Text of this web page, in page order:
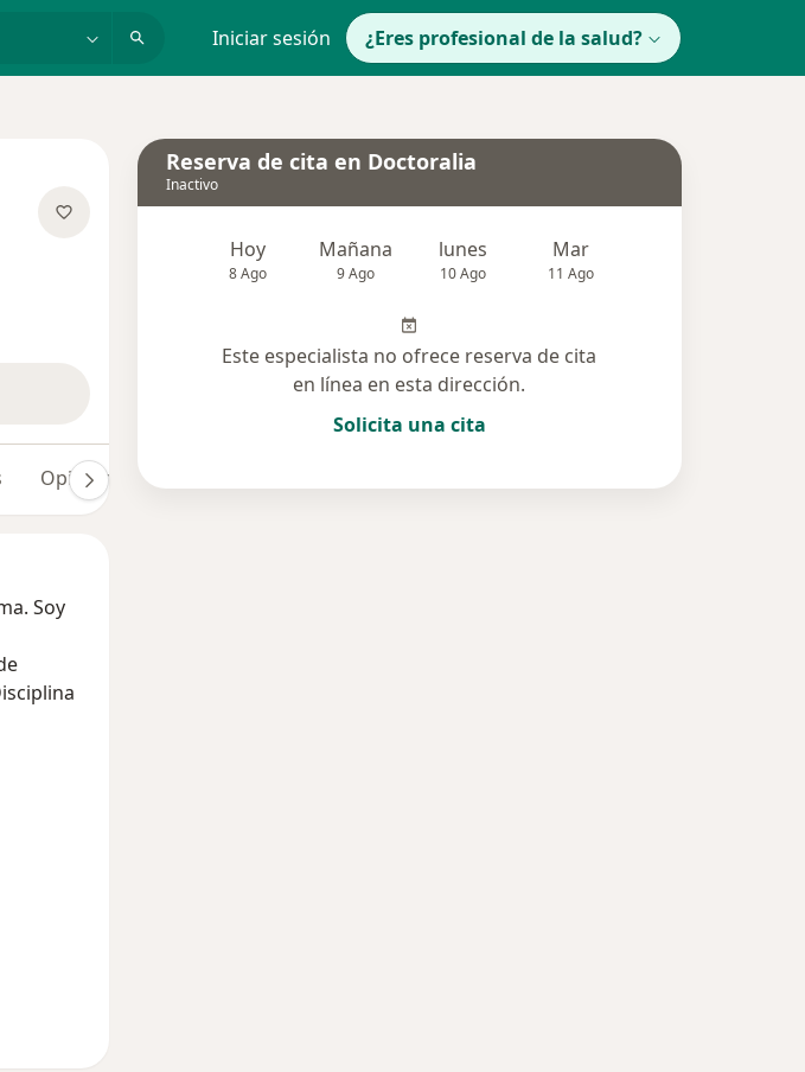
Iniciar sesión ¿Eres profesional de la salud?
Opiniones
Soy
una
Reserva de cita en Doctoralia
Inactivo
Hoy
8 Ago
Mañana
9 Ago
lunes
10 Ago
Mar
11 Ago
Este especialista no ofrece reserva de cita
en línea en esta dirección.
Solicita una cita